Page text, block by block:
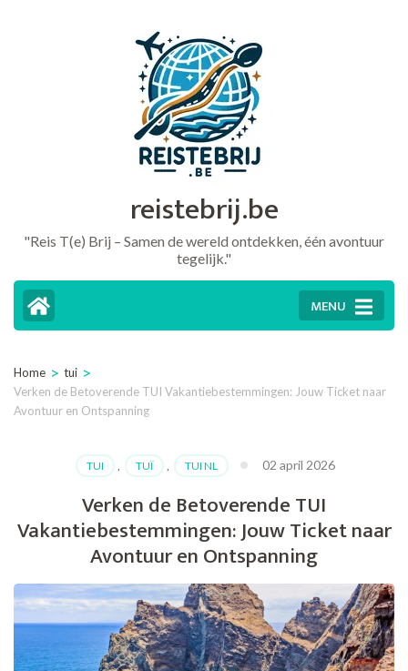
reistebrij.be
"Reis T(e) Brij – Samen de wereld ontdekken, één avontuur
tegelijk."
MENU
Home > tui >
Verken de Betoverende TUI Vakantiebestemmingen: Jouw Ticket naar
Avontuur en Ontspanning
TUI , TUÏ , TUI NL 02 april 2026
Verken de Betoverende TUI
Vakantiebestemmingen: Jouw Ticket naar
Avontuur en Ontspanning